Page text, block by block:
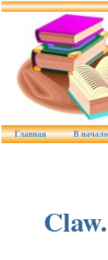
Главная В начало